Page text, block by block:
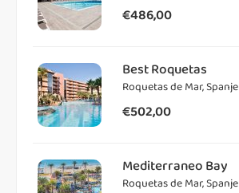
€486,00
Best Roquetas
Roquetas de Mar, Spanje
€502,00
Mediterraneo Bay
Roquetas de Mar, Spanje